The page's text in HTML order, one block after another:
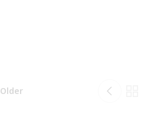
Older